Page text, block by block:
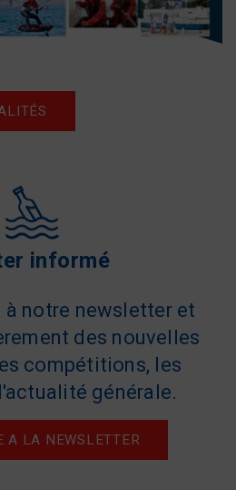
informé
à notre newsletter et
des nouvelles
compétitions, les
générale.
A LA NEWSLETTER